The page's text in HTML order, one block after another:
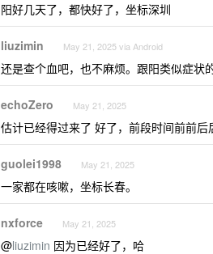
阳好几天了，都快好了，坐标深圳
liuzimin May 21, 2025 via Android
还是查个血吧，也不麻烦。跟阳类似症状
echoZero May 21, 2025
估计已经得过来了 好了，前段时间前前后
guolei1998 May 21, 2025
一家都在咳嗽，坐标长春。
nxforce May 21, 2025
@liuzimin 因为已经好了，哈